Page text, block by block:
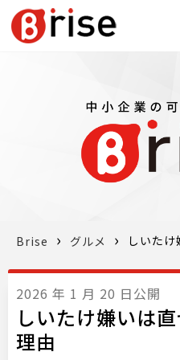
Brise グルメ しいた
2026 年 1 月 20 日公開
しいたけ嫌いは
理由